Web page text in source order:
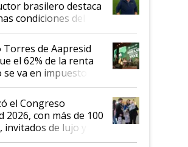
brasilero destaca
condiciones del
para invertir:
más motivados"
Torres de Aapresid
el 62% de la renta
va en impuestos:
que en
se sigan discutiendo
cosas de hace 50
el Congreso
2026, con más de 100
invitados de lujo y
tendencias